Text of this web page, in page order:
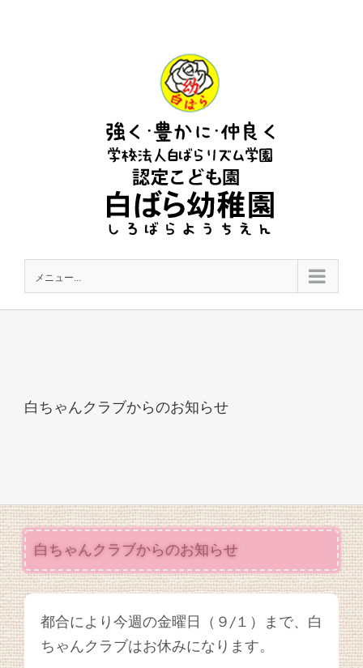
メニュー...
白ちゃんクラブからのお知らせ
白ちゃんクラブからのお知らせ
都合により今週の金曜日（９/１）まで、白
ちゃんクラブはお休みになります。